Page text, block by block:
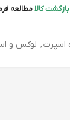
کالامطالعه
اسپرت, لوکس و